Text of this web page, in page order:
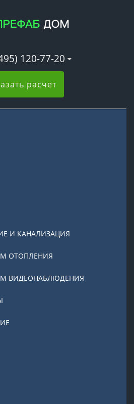
120-77-20
расчет
И КАНАЛИЗАЦИЯ
ОТОПЛЕНИЯ
ВИДЕОНАБЛЮДЕНИЯ